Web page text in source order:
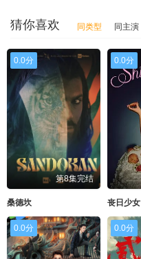
猜你喜欢 同类型 同主演
0.0分
第8集完结
桑德坎
0.0分
丧日少女
0.0分 0.0分